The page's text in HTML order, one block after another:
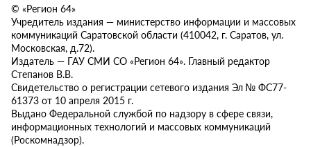
© «Регион 64»
Учредитель издания — министерство информации и массовых
коммуникаций Саратовской области (410042, г. Саратов, ул.
Московская, д.72).
Издатель — ГАУ СМИ СО «Регион 64». Главный редактор
Степанов В.В.
Свидетельство о регистрации сетевого издания Эл № ФС77-
61373 от 10 апреля 2015 г.
Выдано Федеральной службой по надзору в сфере связи,
информационных технологий и массовых коммуникаций
(Роскомнадзор).